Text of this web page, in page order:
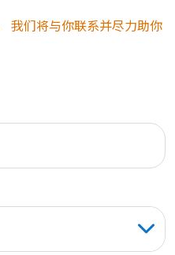
我们将与你联系并尽力助你